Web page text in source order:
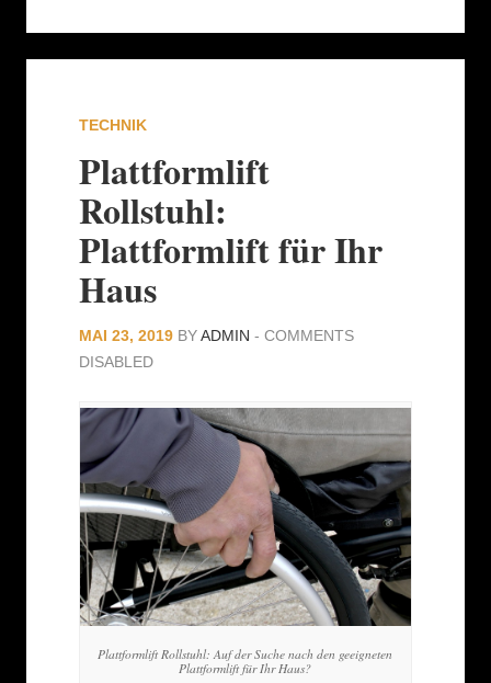
TECHNIK
Plattformlift
Rollstuhl:
Plattformlift für Ihr
Haus
MAI 23, 2019 BYADMIN - COMMENTS
DISABLED
Plattformlift Rollstuhl: Auf der Suche nach den geeigneten
Plattformlift für Ihr Haus?